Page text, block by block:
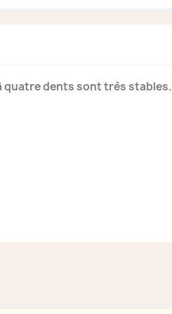
quatre dents sont très stables.